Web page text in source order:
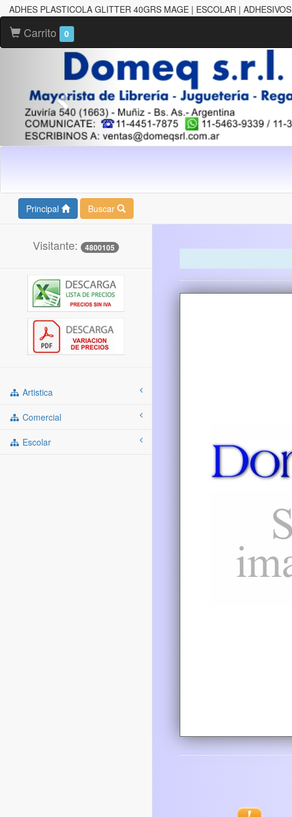
ADHES PLASTICOLA GLITTER 40GRS MAGE | ESCOLAR | ADHESIVOS
Carrito 0
Principal Buscar
Visitante: 4800105
Artistica
Comercial
Escolar